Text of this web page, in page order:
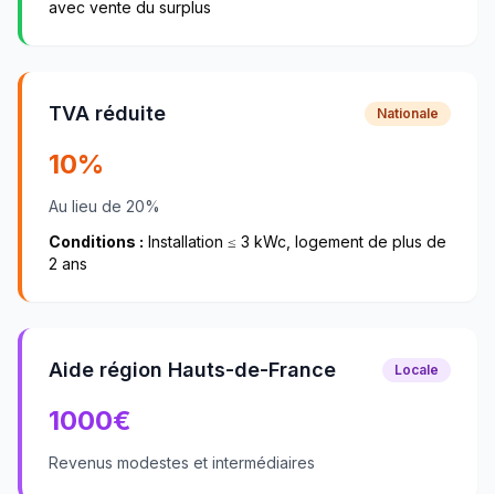
avec vente du surplus
TVA réduite Nationale
10%
Au lieu de 20%
Conditions : Installation ≤ 3 kWc, logement de plus de
2 ans
Aide région Hauts-de-France Locale
1000€
Revenus modestes et intermédiaires